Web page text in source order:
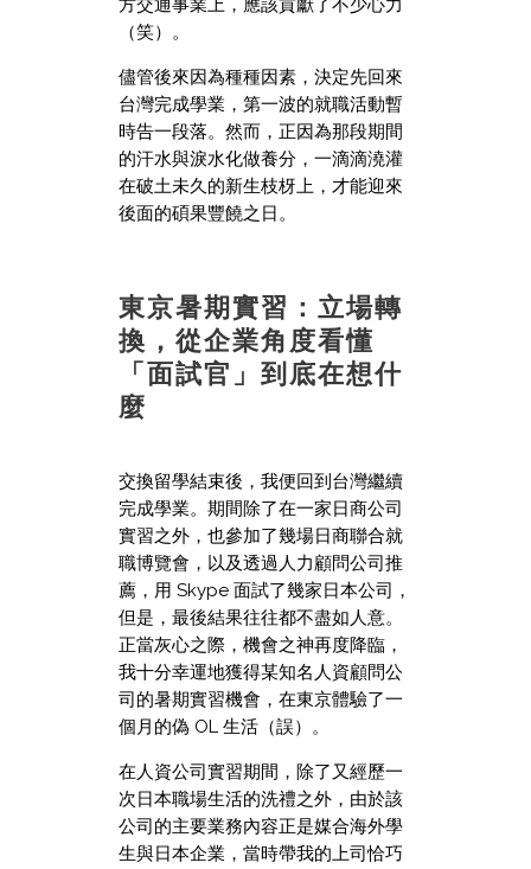
方交通事業上，應該貢獻了不少心力
（笑）。
儘管後來因為種種因素，決定先回來
台灣完成學業，第一波的就職活動暫
時告一段落。然而，正因為那段期間
的汗水與淚水化做養分，一滴滴澆灌
在破土未久的新生枝枒上，才能迎來
後面的碩果豐饒之日。
東京暑期實習：立場轉
換，從企業角度看懂
「面試官」到底在想什
麼
交換留學結束後，我便回到台灣繼續
完成學業。期間除了在一家日商公司
實習之外，也參加了幾場日商聯合就
職博覽會，以及透過人力顧問公司推
薦，用 Skype 面試了幾家日本公司，
但是，最後結果往往都不盡如人意。
正當灰心之際，機會之神再度降臨，
我十分幸運地獲得某知名人資顧問公
司的暑期實習機會，在東京體驗了一
個月的偽 OL 生活（誤）。
在人資公司實習期間，除了又經歷一
次日本職場生活的洗禮之外，由於該
公司的主要業務內容正是媒合海外學
生與日本企業，當時帶我的上司恰巧